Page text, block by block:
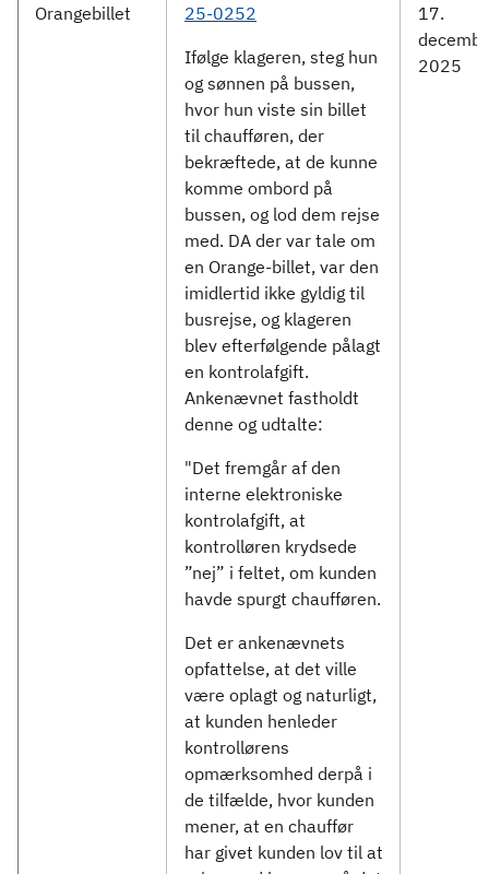
Orangebillet
25-0252
Ifølge klageren, steg hun
og sønnen på bussen,
hvor hun viste sin billet
til chaufføren, der
bekræftede, at de kunne
komme ombord på
bussen, og lod dem rejse
med. DA der var tale om
en Orange-billet, var den
imidlertid ikke gyldig til
busrejse, og klageren
blev efterfølgende pålagt
en kontrolafgift.
Ankenævnet fastholdt
denne og udtalte:
"Det fremgår af den
interne elektroniske
kontrolafgift, at
kontrolløren krydsede
”nej” i feltet, om kunden
havde spurgt chaufføren.
Det er ankenævnets
opfattelse, at det ville
være oplagt og naturligt,
at kunden henleder
kontrollørens
opmærksomhed derpå i
de tilfælde, hvor kunden
mener, at en chauffør
har givet kunden lov til at
17.
2025